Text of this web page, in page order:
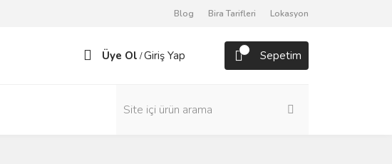
Blog Bira Tarifleri Lokasyon
Üye Ol /Giriş Yap Sepetim